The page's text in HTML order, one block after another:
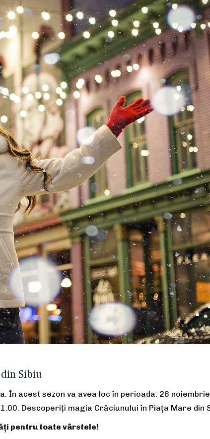
Sibiu
În acest sezon va avea loc în perioada: 26
Descoperiți magia Crăciunului în Piața Mare din
pentru toate vârstele!